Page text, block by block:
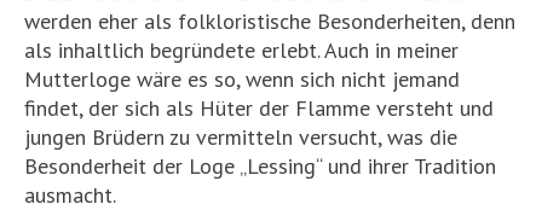
werden eher als folkloristische Besonderheiten, denn
als inhaltlich begründete erlebt. Auch in meiner
Mutterloge wäre es so, wenn sich nicht jemand
findet, der sich als Hüter der Flamme versteht und
jungen Brüdern zu vermitteln versucht, was die
Besonderheit der Loge „Lessing“ und ihrer Tradition
ausmacht.